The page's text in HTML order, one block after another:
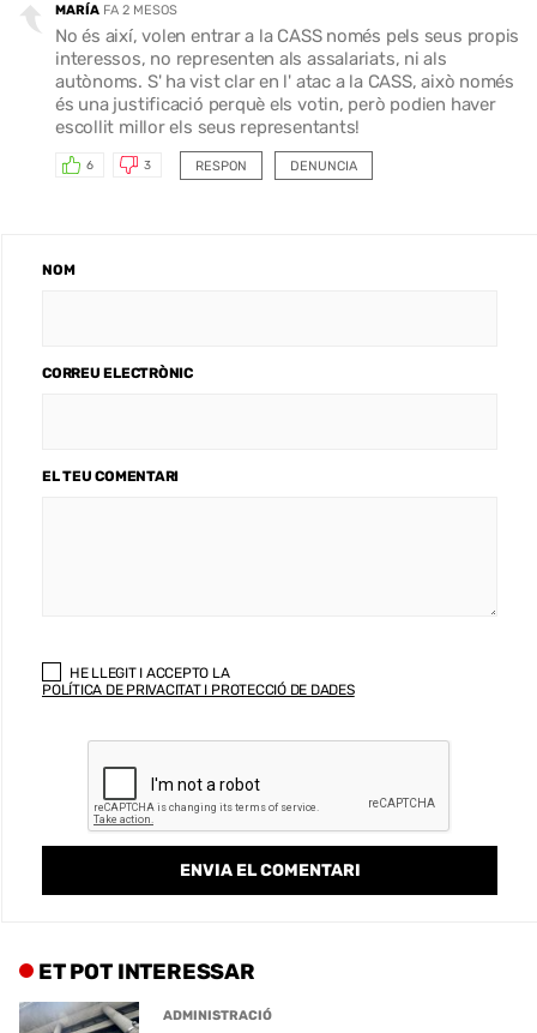
MARÍA FA 2 MESOS
No és així, volen entrar a la CASS només pels seus propis
interessos, no representen als assalariats, ni als
autònoms. S' ha vist clar en l' atac a la CASS, això només
és una justificació perquè els votin, però podien haver
escollit millor els seus representants!
RESPON
6 3 DENUNCIA
NOM
CORREU ELECTRÒNIC
EL TEU COMENTARI
HE LLEGIT I ACCEPTO LA
POLÍTICA DE PRIVACITAT I PROTECCIÓ DE DADES
ET POT INTERESSAR
ADMINISTRACIÓ